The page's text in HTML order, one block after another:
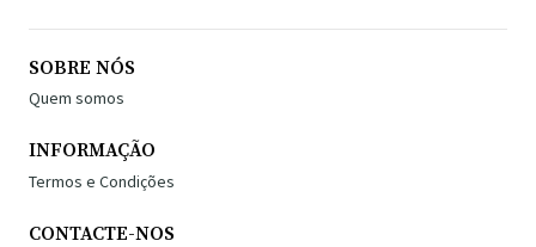
SOBRE NÓS
Quem somos
INFORMAÇÃO
Termos e Condições
CONTACTE-NOS